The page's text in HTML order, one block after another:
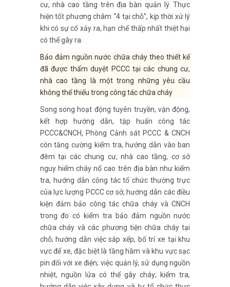
cư, nhà cao tầng trên địa bàn quản lý. Thực
hiện tốt phương châm “4 tại chỗ”, kịp thời xử lý
khi có sự cố xảy ra, hạn chế thấp nhất thiệt hại
có thể gây ra.
Bảo đảm nguồn nước chữa cháy theo thiết kế
đã được thẩm duyệt PCCC tại các chung cư,
nhà cao tầng là một trong những yêu cầu
không thể thiếu trong công tác chữa cháy
Song song hoạt động tuyên truyền, vận động,
kết hợp hướng dẫn, tập huấn công tác
PCCC&CNCH, Phòng Cảnh sát PCCC & CNCH
còn tăng cường kiểm tra, hướng dẫn vào ban
đêm tại các chung cư, nhà cao tầng, cơ sở
nguy hiểm cháy nổ cao trên địa bàn như kiểm
tra, hướng dẫn công tác tổ chức thường trực
của lực lượng PCCC cơ sở; hướng dẫn các điều
kiện đảm bảo công tác chữa cháy và CNCH
trong đo có kiểm tra bảo đảm nguồn nước
chữa cháy và các phương tiện chữa cháy tại
chỗ; hướng dẫn việc sắp xếp, bố trí xe tại khu
vực để xe, đặc biệt là tầng hầm và khu vực sạc
pin đối với xe điện; việc quản lý, sử dụng nguồn
nhiệt, nguồn lửa có thể gây cháy; kiểm tra,